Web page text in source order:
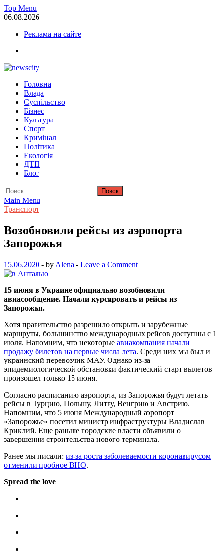
Skip
to
Top Menu
06.08.2026
Реклама на сайте
NewsCity — свежие новости Запорожья сегодня
Новости Запорожья и Запорожской области сегодня. События
Запорожья, коррупция, политика, дтп, новости спорта
Головна
Влада
Суспільство
Бізнес
Культура
Спорт
Кримінал
Політика
Екологія
ДТП
Блог
Найти:
Main Menu
Транспорт
Возобновили рейсы из аэропорта
Запорожья
15.06.2020 - by Alena - Leave a Comment
15 июня в Украине официально возобновили
авиасообщение. Начали курсировать и рейсы из
Запорожья.
Хотя правительство разрешило открыть и зарубежные
маршруты, большинство международных рейсов доступны с 1
июля. Напомним, что некоторые авиакомпания начали
продажу билетов на первые числа лета. Среди них мы был и
украинский перевозчик МАУ. Однако из-за
эпидемиологической обстановки фактический старт вылетов
произошел только 15 июня.
Согласно расписанию аэропорта, из Запорожья будут летать
рейсы в Турцию, Польшу, Литву, Венгрию и Австрию.
Напомним, что 5 июня Международный аэропорт
«Запорожье» посетил министр инфраструктуры Владислав
Криклий. Еще раньше городские власти объявили о
завершении строительства нового терминала.
Ранее мы писали: из-за роста заболеваемости коронавирусом
отменили пробное ВНО.
Spread the love